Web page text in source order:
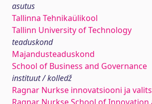
asutus
Tallinna Tehnikaülikool
Tallinn University of Technology
teaduskond
Majandusteaduskond
School of Business and Governance
instituut / kolledž
Ragnar Nurkse innovatsiooni ja